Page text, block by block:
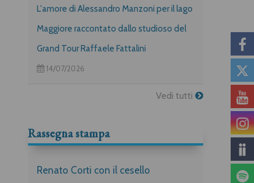
L'amore di Alessandro Manzoni per il lago
Maggiore raccontato dallo studioso del
Grand Tour Raffaele Fattalini
14/07/2026
Vedi tutti
Rassegna stampa
Renato Corti con il cesello